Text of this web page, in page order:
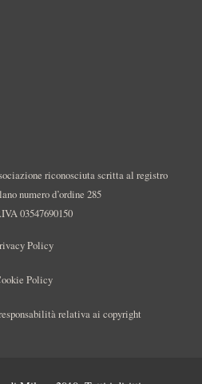
riconosciuta scritta al registro
numero d’ordine 285
03547690150
Policy
Policy
relativa ai copyright